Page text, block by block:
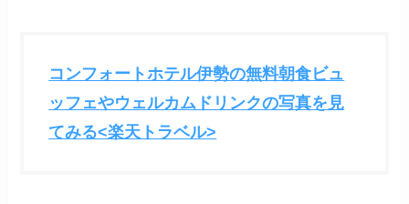
コンフォートホテル伊勢の無料朝食ビュ
ッフェやウェルカムドリンクの写真を見
てみる<楽天トラベル>